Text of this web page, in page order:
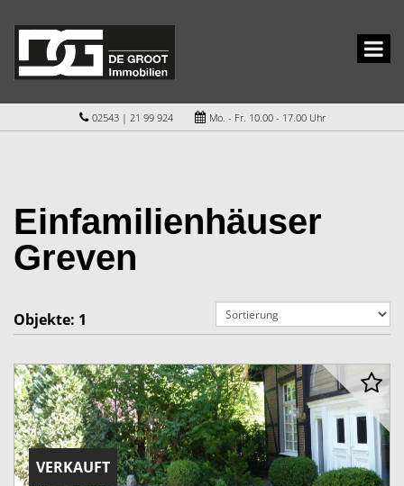
02543 | 21 99 924 Mo. - Fr. 10.00 - 17.00 Uhr
Einfamilienhäuser
Greven
Objekte: 1
VERKAUFT